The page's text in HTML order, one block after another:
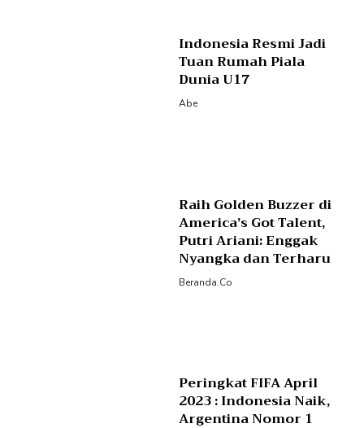
Indonesia Resmi Jadi
Tuan Rumah Piala
Dunia U17
Abe
Raih Golden Buzzer di
America’s Got Talent,
Putri Ariani: Enggak
Nyangka dan Terharu
Beranda.co
Peringkat FIFA April
2023 : Indonesia Naik,
Argentina Nomor 1